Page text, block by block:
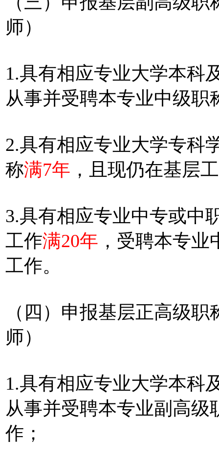
师）
1.具有相应专业大学本科
从事并受聘本专业中级职
2.具有相应专业大学专科
称满7年 ，且现仍在基层
3.具有相应专业中专或中
工作满20年 ，受聘本专
工作。
（四）申报基层正高级
师）
1.具有相应专业大学本科
从事并受聘本专业副高级
作；